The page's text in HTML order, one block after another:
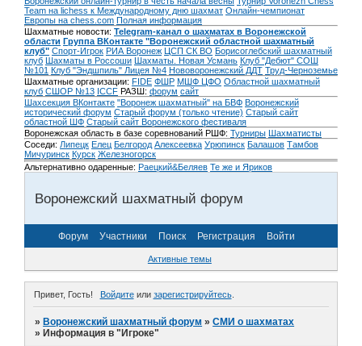
Team на lichess к Международному дню шахмат Онлайн-чемпионат
Европы на chess.com Полная информация
Шахматные новости: Telegram-канал о шахматах в Воронежской
области Группа ВКонтакте "Воронежский областной шахматный
клуб" Спорт-Игрок РИА Воронеж ЦСП СК ВО Борисоглебский шахматный
клуб Шахматы в Россоши Шахматы. Новая Усмань Клуб "Дебют" СОШ
№101 Клуб "Эндшпиль" Лицея №4 Нововоронежский ДДТ Труд-Черноземье
Шахматные организации: FIDE ФШР МШФ ЦФО Областной шахматный
клуб СШОР №13 ICCF РАЗШ: форум сайт
Шахсекция ВКонтакте "Воронеж шахматный" на БВФ Воронежский
исторический форум Cтарый форум (только чтение) Старый сайт
областной ШФ Старый сайт Воронежского фестиваля
Воронежская область в базе соревнований РШФ: Турниры Шахматисты
Соседи: Липецк Елец Белгород Алексеевка Урюпинск Балашов Тамбов
Мичуринск Курск Железногорск
Альтернативно одаренные: Раецкий&Беляев Те же и Яриков
Воронежский шахматный форум
Форум Участники Поиск Регистрация Войти
Активные темы
Привет, Гость! Войдитеили зарегистрируйтесь.
»Воронежский шахматный форум »СМИ о шахматах
»Информация в "Игроке"